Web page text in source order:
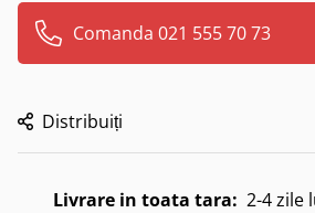
Comanda 021 555 70 73
Distribuiți
Livrare in toata tara: 2-4 zile